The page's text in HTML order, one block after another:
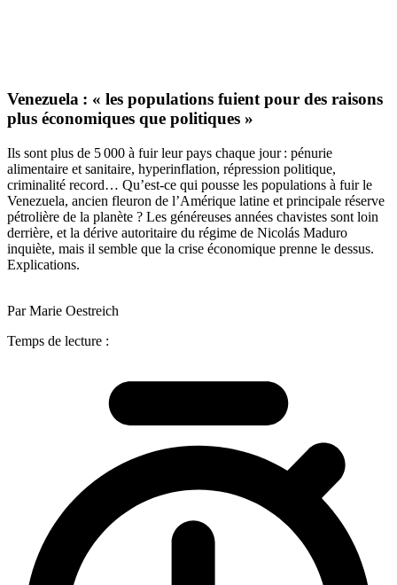
Venezuela : « les populations fuient pour des raisons
plus économiques que politiques »
Ils sont plus de 5 000 à fuir leur pays chaque jour : pénurie
alimentaire et sanitaire, hyperinflation, répression politique,
criminalité record… Qu’est-ce qui pousse les populations à fuir le
Venezuela, ancien fleuron de l’Amérique latine et principale réserve
pétrolière de la planète ? Les généreuses années chavistes sont loin
derrière, et la dérive autoritaire du régime de Nicolás Maduro
inquiète, mais il semble que la crise économique prenne le dessus.
Explications.
Par Marie Oestreich
Temps de lecture :